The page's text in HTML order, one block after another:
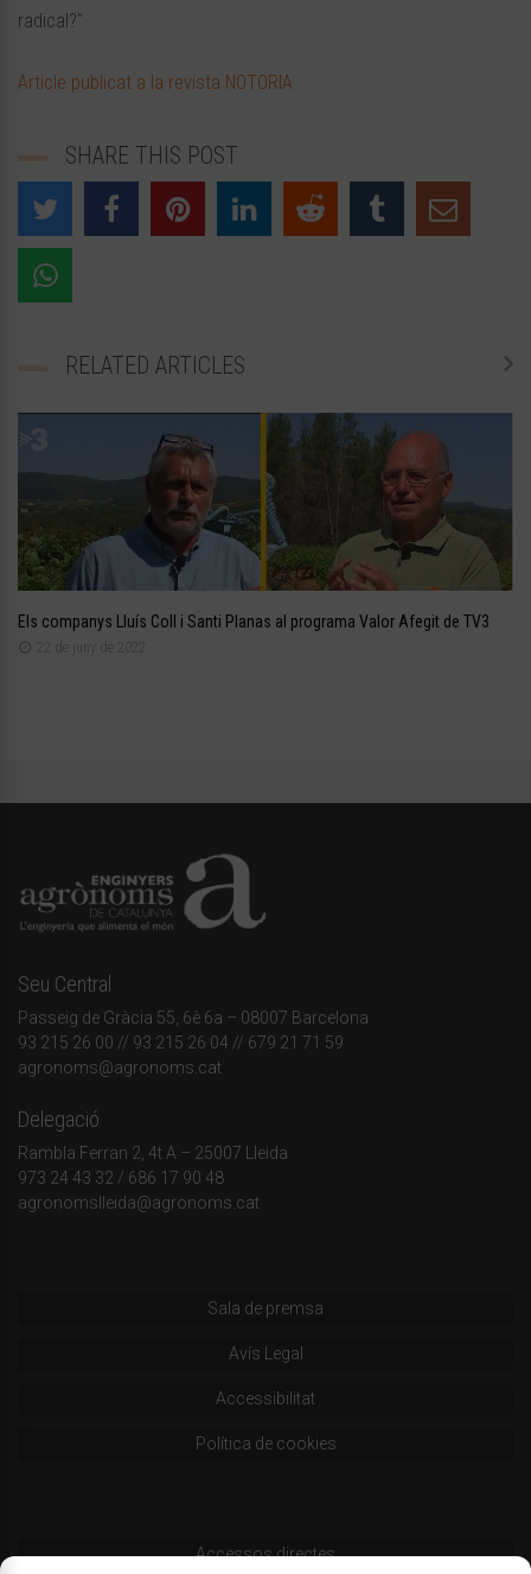
radical?"
Article publicat a la revista NOTORIA
SHARE THIS POST
RELATED ARTICLES
Els companys Lluís Coll i Santi Planas al programa Valor Afegit de TV3
22 de juny de 2022
Seu Central
Passeig de Gràcia 55, 6è 6a – 08007 Barcelona
93 215 26 00 // 93 215 26 04 // 679 21 71 59
agronoms@agronoms.cat
Delegació
Rambla Ferran 2, 4t A – 25007 Lleida
973 24 43 32 / 686 17 90 48
agronomslleida@agronoms.cat
Sala de premsa
Avís Legal
Accessibilitat
Política de cookies
Accessos directes